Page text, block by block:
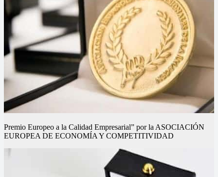
Premio Europeo a la Calidad Empresarial” por la ASOCIACIÓN
EUROPEA DE ECONOMÍA Y COMPETITIVIDAD